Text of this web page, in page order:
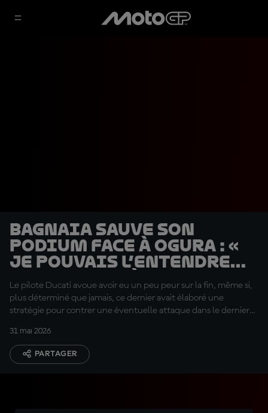
Bagnaia sauve son
podium face à Ogura : «
Je pouvais l’entendre
juste derrière »
Le pilote Ducati avoue avoir eu un peu peur sur la fin, même si,
plus déterminé que jamais, ce dernier avait élaboré une
stratégie pour contrer une éventuelle attaque dans le dernier
31 mai 2026
PARTAGER